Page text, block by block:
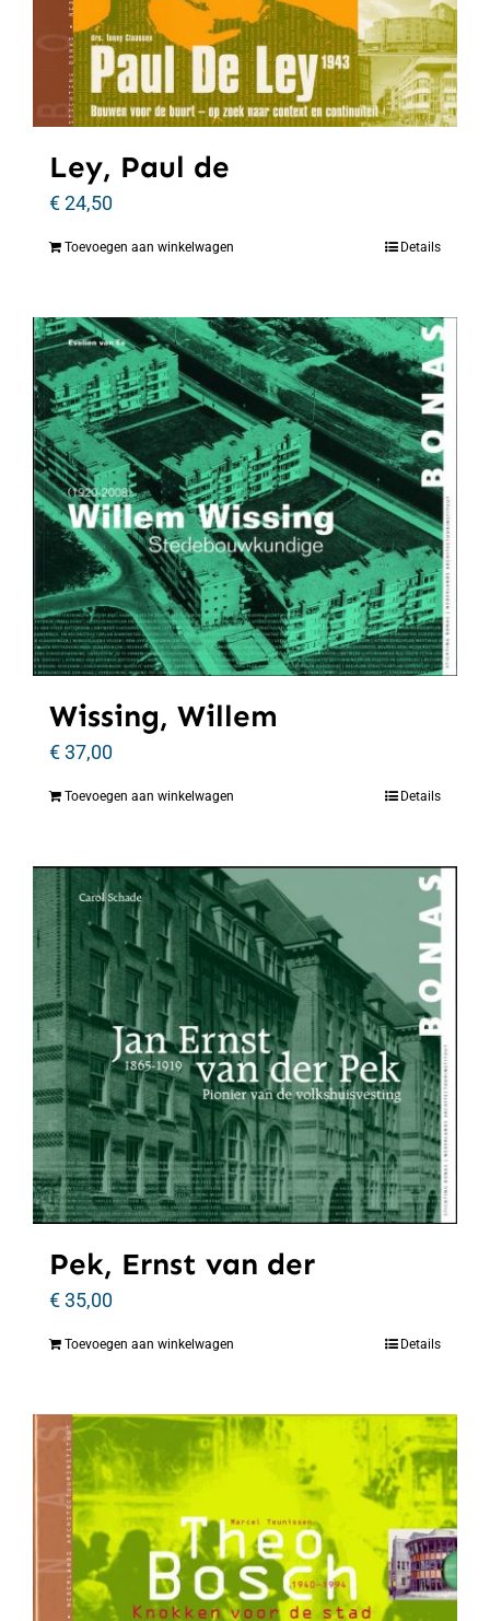
Ley, Paul de
€24,50
Toevoegen aan winkelwagen Details
Wissing, Willem
€37,00
Toevoegen aan winkelwagen Details
Pek, Ernst van der
€35,00
Toevoegen aan winkelwagen Details